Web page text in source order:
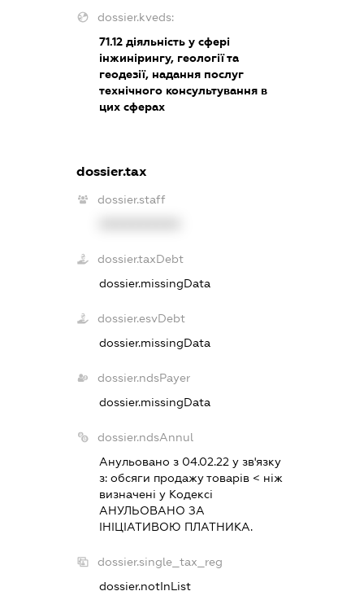
dossier.kveds:
71.12 діяльність у сфері
інжинірингу, геології та
геодезії, надання послуг
технічного консультування в
цих сферах
dossier.tax
dossier.staff
dossier.taxDebt
dossier.missingData
dossier.esvDebt
dossier.missingData
dossier.ndsPayer
dossier.missingData
dossier.ndsAnnul
Анульовано з 04.02.22 у зв'язку
з:обсяги продажу товарiв < нiж
визначенi у Кодексi
АНУЛЬОВАНО ЗА
IНIЦIАТИВОЮ ПЛАТНИКА.
dossier.single_tax_reg
dossier.notInList